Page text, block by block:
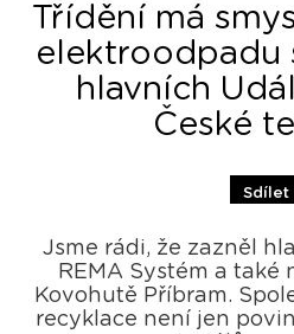
Třídění má
elektroodpadu
hlavních
České
Sdílet
Jsme rádi, že zazněl
REMA Systém a také
Kovohutě Příbram.
recyklace není jen